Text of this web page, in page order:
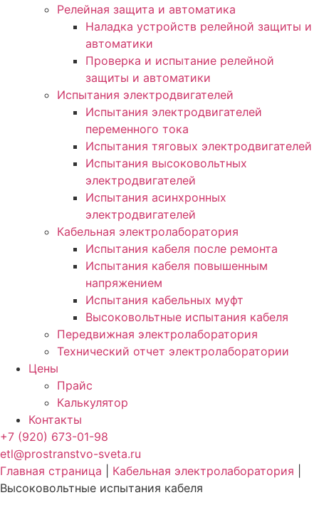
Релейная защита и автоматика
Наладка устройств релейной защиты и
автоматики
Проверка и испытание релейной
защиты и автоматики
Испытания электродвигателей
Испытания электродвигателей
переменного тока
Испытания тяговых электродвигателей
Испытания высоковольтных
электродвигателей
Испытания асинхронных
электродвигателей
Кабельная электролаборатория
Испытания кабеля после ремонта
Испытания кабеля повышенным
напряжением
Испытания кабельных муфт
Высоковольтные испытания кабеля
Передвижная электролаборатория
Технический отчет электролаборатории
Цены
Прайс
Калькулятор
Контакты
+7 (920) 673-01-98
etl@prostranstvo-sveta.ru
Главная страница
Кабельная электролаборатория
Высоковольтные испытания кабеля